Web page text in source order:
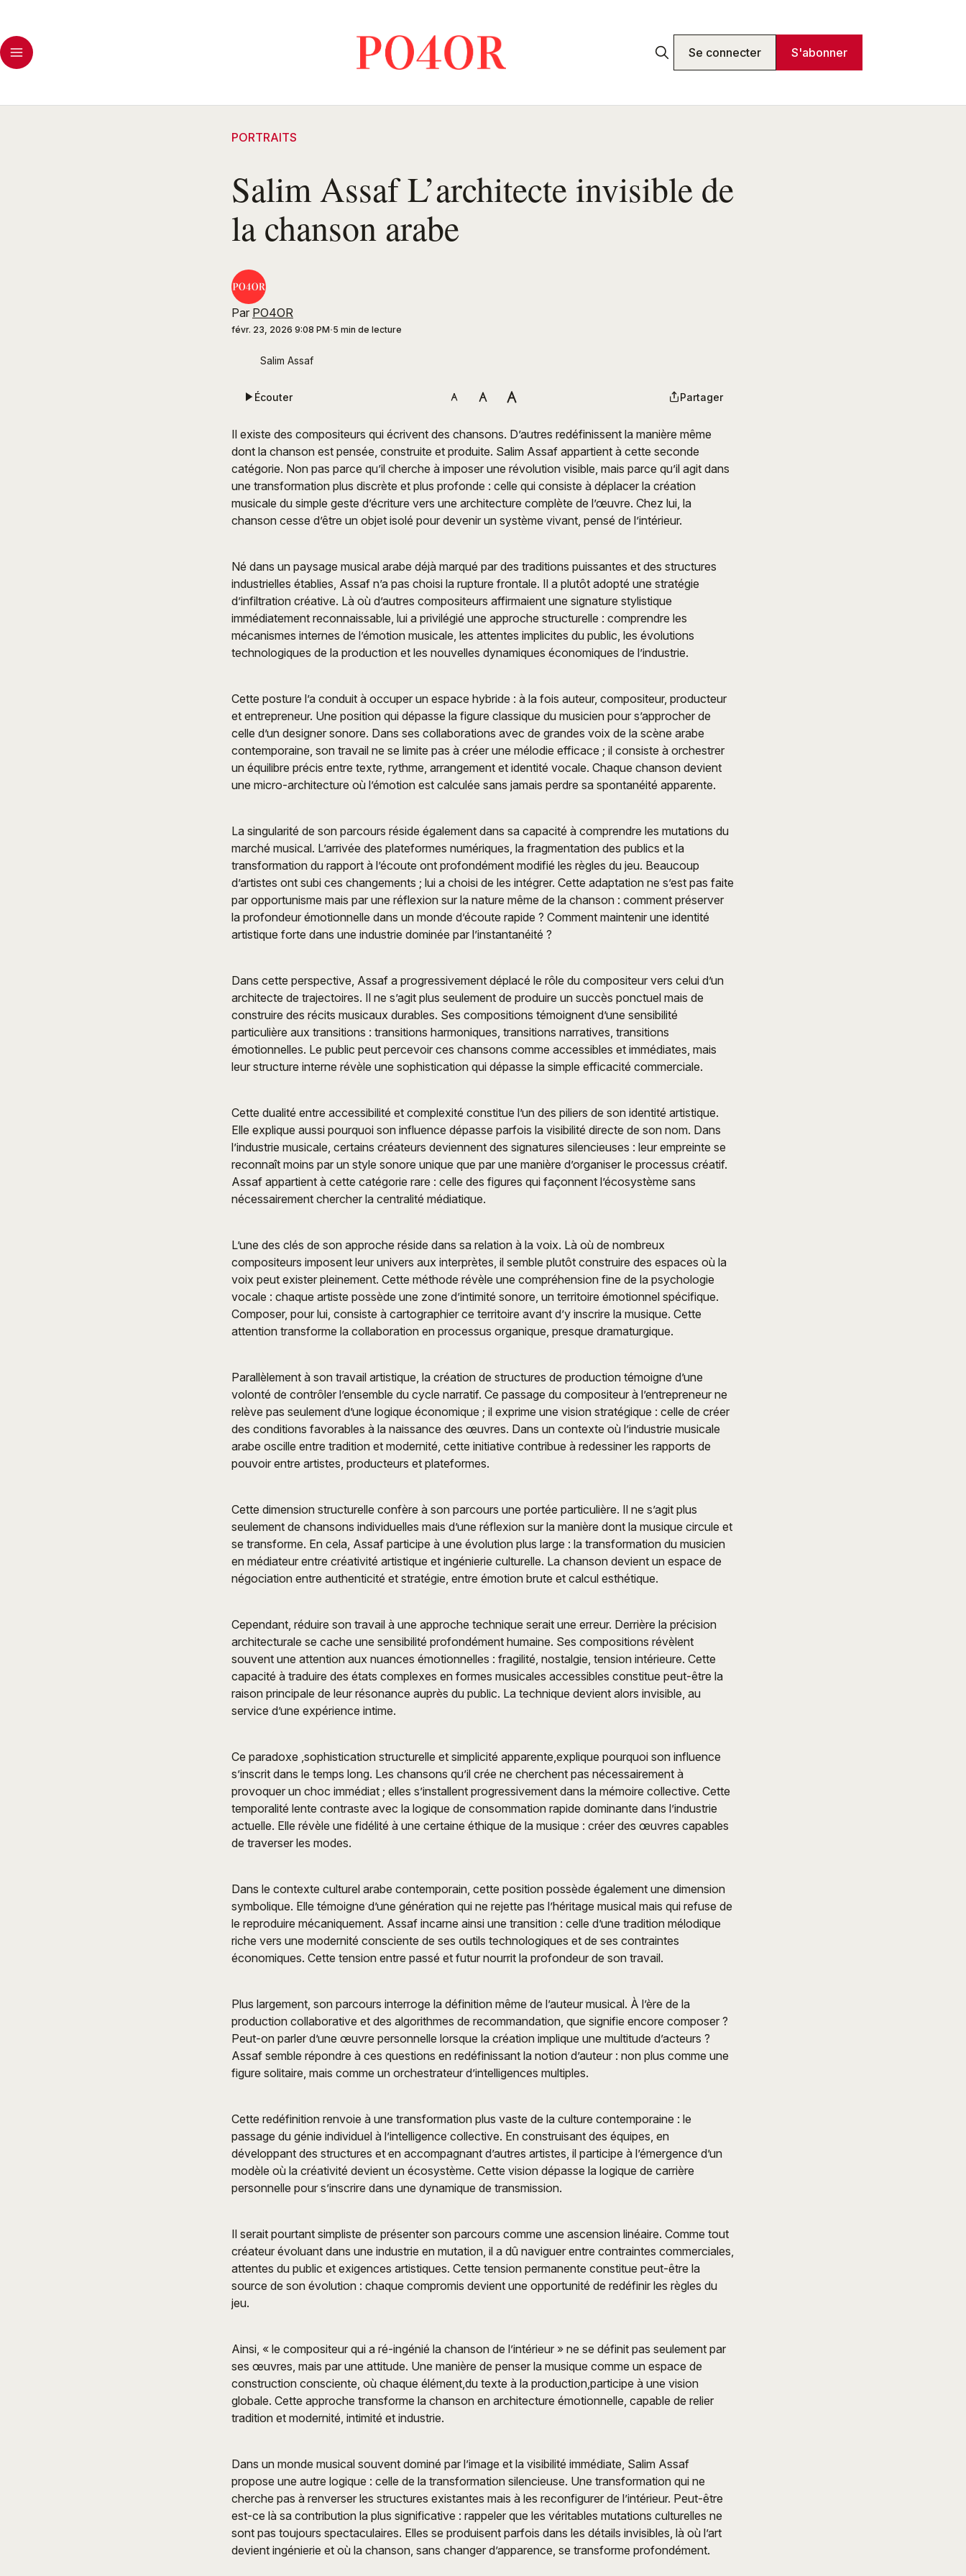
Se connecter S'abonner
PORTRAITS
Salim Assaf L’architecte invisible de
la chanson arabe
Par PO4OR
févr. 23, 2026 9:08 PM 5 min de lecture
Salim Assaf
Écouter Partager
Il existe des compositeurs qui écrivent des chansons. D’autres redéfinissent la manière même
dont la chanson est pensée, construite et produite. Salim Assaf appartient à cette seconde
catégorie. Non pas parce qu’il cherche à imposer une révolution visible, mais parce qu’il agit dans
une transformation plus discrète et plus profonde : celle qui consiste à déplacer la création
musicale du simple geste d’écriture vers une architecture complète de l’œuvre. Chez lui, la
chanson cesse d’être un objet isolé pour devenir un système vivant, pensé de l’intérieur.
Né dans un paysage musical arabe déjà marqué par des traditions puissantes et des structures
industrielles établies, Assaf n’a pas choisi la rupture frontale. Il a plutôt adopté une stratégie
d’infiltration créative. Là où d’autres compositeurs affirmaient une signature stylistique
immédiatement reconnaissable, lui a privilégié une approche structurelle : comprendre les
mécanismes internes de l’émotion musicale, les attentes implicites du public, les évolutions
technologiques de la production et les nouvelles dynamiques économiques de l’industrie.
Cette posture l’a conduit à occuper un espace hybride : à la fois auteur, compositeur, producteur
et entrepreneur. Une position qui dépasse la figure classique du musicien pour s’approcher de
celle d’un designer sonore. Dans ses collaborations avec de grandes voix de la scène arabe
contemporaine, son travail ne se limite pas à créer une mélodie efficace ; il consiste à orchestrer
un équilibre précis entre texte, rythme, arrangement et identité vocale. Chaque chanson devient
une micro-architecture où l’émotion est calculée sans jamais perdre sa spontanéité apparente.
La singularité de son parcours réside également dans sa capacité à comprendre les mutations du
marché musical. L’arrivée des plateformes numériques, la fragmentation des publics et la
transformation du rapport à l’écoute ont profondément modifié les règles du jeu. Beaucoup
d’artistes ont subi ces changements ; lui a choisi de les intégrer. Cette adaptation ne s’est pas faite
par opportunisme mais par une réflexion sur la nature même de la chanson : comment préserver
la profondeur émotionnelle dans un monde d’écoute rapide ? Comment maintenir une identité
artistique forte dans une industrie dominée par l’instantanéité ?
Dans cette perspective, Assaf a progressivement déplacé le rôle du compositeur vers celui d’un
architecte de trajectoires. Il ne s’agit plus seulement de produire un succès ponctuel mais de
construire des récits musicaux durables. Ses compositions témoignent d’une sensibilité
particulière aux transitions : transitions harmoniques, transitions narratives, transitions
émotionnelles. Le public peut percevoir ces chansons comme accessibles et immédiates, mais
leur structure interne révèle une sophistication qui dépasse la simple efficacité commerciale.
Cette dualité entre accessibilité et complexité constitue l’un des piliers de son identité artistique.
Elle explique aussi pourquoi son influence dépasse parfois la visibilité directe de son nom. Dans
l’industrie musicale, certains créateurs deviennent des signatures silencieuses : leur empreinte se
reconnaît moins par un style sonore unique que par une manière d’organiser le processus créatif.
Assaf appartient à cette catégorie rare : celle des figures qui façonnent l’écosystème sans
nécessairement chercher la centralité médiatique.
L’une des clés de son approche réside dans sa relation à la voix. Là où de nombreux
compositeurs imposent leur univers aux interprètes, il semble plutôt construire des espaces où la
voix peut exister pleinement. Cette méthode révèle une compréhension fine de la psychologie
vocale : chaque artiste possède une zone d’intimité sonore, un territoire émotionnel spécifique.
Composer, pour lui, consiste à cartographier ce territoire avant d’y inscrire la musique. Cette
attention transforme la collaboration en processus organique, presque dramaturgique.
Parallèlement à son travail artistique, la création de structures de production témoigne d’une
volonté de contrôler l’ensemble du cycle narratif. Ce passage du compositeur à l’entrepreneur ne
relève pas seulement d’une logique économique ; il exprime une vision stratégique : celle de créer
des conditions favorables à la naissance des œuvres. Dans un contexte où l’industrie musicale
arabe oscille entre tradition et modernité, cette initiative contribue à redessiner les rapports de
pouvoir entre artistes, producteurs et plateformes.
Cette dimension structurelle confère à son parcours une portée particulière. Il ne s’agit plus
seulement de chansons individuelles mais d’une réflexion sur la manière dont la musique circule et
se transforme. En cela, Assaf participe à une évolution plus large : la transformation du musicien
en médiateur entre créativité artistique et ingénierie culturelle. La chanson devient un espace de
négociation entre authenticité et stratégie, entre émotion brute et calcul esthétique.
Cependant, réduire son travail à une approche technique serait une erreur. Derrière la précision
architecturale se cache une sensibilité profondément humaine. Ses compositions révèlent
souvent une attention aux nuances émotionnelles : fragilité, nostalgie, tension intérieure. Cette
capacité à traduire des états complexes en formes musicales accessibles constitue peut-être la
raison principale de leur résonance auprès du public. La technique devient alors invisible, au
service d’une expérience intime.
Ce paradoxe ,sophistication structurelle et simplicité apparente,explique pourquoi son influence
s’inscrit dans le temps long. Les chansons qu’il crée ne cherchent pas nécessairement à
provoquer un choc immédiat ; elles s’installent progressivement dans la mémoire collective. Cette
temporalité lente contraste avec la logique de consommation rapide dominante dans l’industrie
actuelle. Elle révèle une fidélité à une certaine éthique de la musique : créer des œuvres capables
de traverser les modes.
Dans le contexte culturel arabe contemporain, cette position possède également une dimension
symbolique. Elle témoigne d’une génération qui ne rejette pas l’héritage musical mais qui refuse de
le reproduire mécaniquement. Assaf incarne ainsi une transition : celle d’une tradition mélodique
riche vers une modernité consciente de ses outils technologiques et de ses contraintes
économiques. Cette tension entre passé et futur nourrit la profondeur de son travail.
Plus largement, son parcours interroge la définition même de l’auteur musical. À l’ère de la
production collaborative et des algorithmes de recommandation, que signifie encore composer ?
Peut-on parler d’une œuvre personnelle lorsque la création implique une multitude d’acteurs ?
Assaf semble répondre à ces questions en redéfinissant la notion d’auteur : non plus comme une
figure solitaire, mais comme un orchestrateur d’intelligences multiples.
Cette redéfinition renvoie à une transformation plus vaste de la culture contemporaine : le
passage du génie individuel à l’intelligence collective. En construisant des équipes, en
développant des structures et en accompagnant d’autres artistes, il participe à l’émergence d’un
modèle où la créativité devient un écosystème. Cette vision dépasse la logique de carrière
personnelle pour s’inscrire dans une dynamique de transmission.
Il serait pourtant simpliste de présenter son parcours comme une ascension linéaire. Comme tout
créateur évoluant dans une industrie en mutation, il a dû naviguer entre contraintes commerciales,
attentes du public et exigences artistiques. Cette tension permanente constitue peut-être la
source de son évolution : chaque compromis devient une opportunité de redéfinir les règles du
jeu.
Ainsi, « le compositeur qui a ré-ingénié la chanson de l’intérieur » ne se définit pas seulement par
ses œuvres, mais par une attitude. Une manière de penser la musique comme un espace de
construction consciente, où chaque élément,du texte à la production,participe à une vision
globale. Cette approche transforme la chanson en architecture émotionnelle, capable de relier
tradition et modernité, intimité et industrie.
Dans un monde musical souvent dominé par l’image et la visibilité immédiate, Salim Assaf
propose une autre logique : celle de la transformation silencieuse. Une transformation qui ne
cherche pas à renverser les structures existantes mais à les reconfigurer de l’intérieur. Peut-être
est-ce là sa contribution la plus significative : rappeler que les véritables mutations culturelles ne
sont pas toujours spectaculaires. Elles se produisent parfois dans les détails invisibles, là où l’art
devient ingénierie et où la chanson, sans changer d’apparence, se transforme profondément.